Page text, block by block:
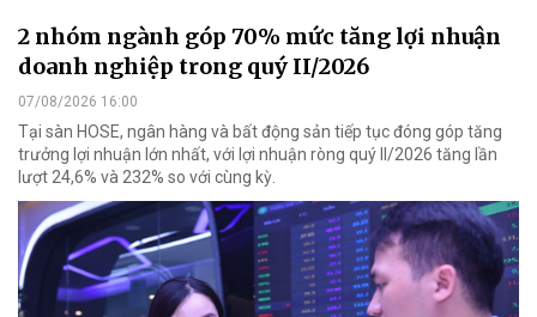
2 nhóm ngành góp 70% mức tăng lợi nhuận
doanh nghiệp trong quý II/2026
07/08/2026 16:00
Tại sàn HOSE, ngân hàng và bất động sản tiếp tục đóng góp tăng
trưởng lợi nhuận lớn nhất, với lợi nhuận ròng quý II/2026 tăng lần
lượt 24,6% và 232% so với cùng kỳ.